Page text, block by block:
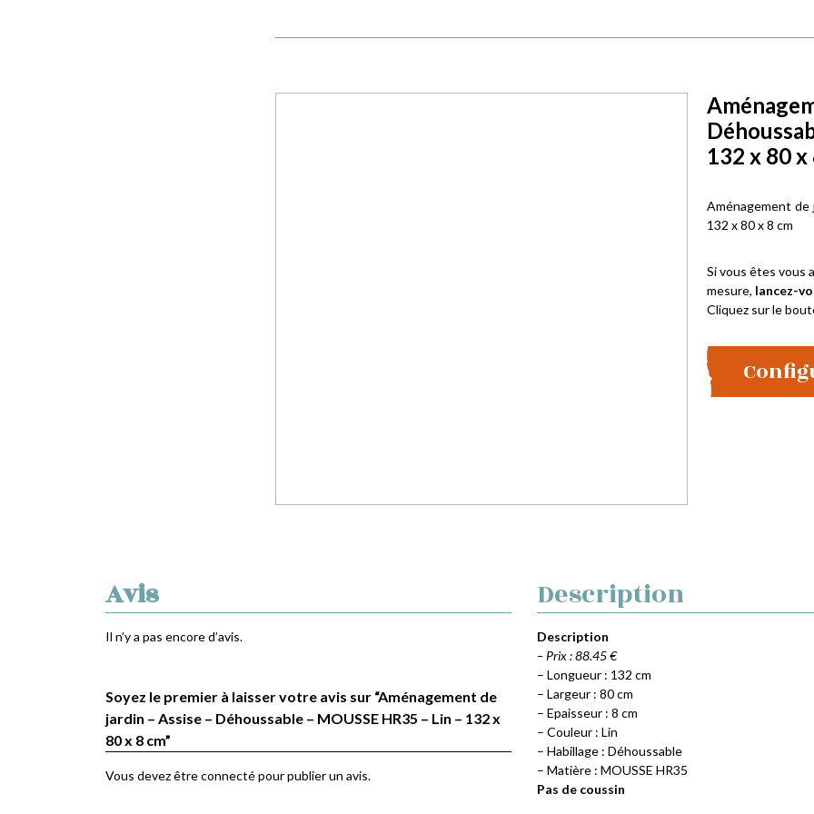
132 x 80 x
Aménagement de
132 x 80 x 8 cm
Si vous êtes vous
mesure, lancez-
Cliquez sur le
Avis
Il n’y a pas encore d’avis.
Soyez le premier à laisser votre avis sur “Aménagement de
jardin – Assise – Déhoussable – MOUSSE HR35 – Lin – 132 x
80 x 8 cm”
Vous devez êtreconnectépour publier un avis.
Description
Description
– Prix : 88.45 €
– Longueur : 132 cm
– Largeur : 80 cm
– Epaisseur : 8 cm
– Couleur : Lin
– Habillage : Déhoussable
– Matière : MOUSSE HR35
Pas de coussin